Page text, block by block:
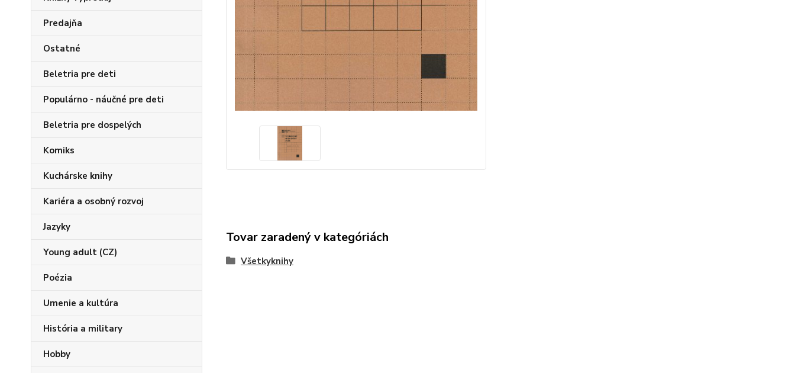
Predajňa
Ostatné
Beletria pre deti
Populárno - náučné pre deti
Beletria pre dospelých
Komiks
Kuchárske knihy
Kariéra a osobný rozvoj
Jazyky
Young adult (CZ)
Poézia
Umenie a kultúra
História a military
Hobby
Tovar zaradený v kategóriách
Všetkyknihy